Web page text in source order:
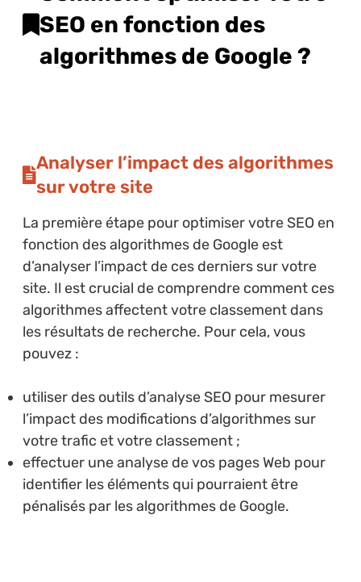
SEO en fonction des
algorithmes de Google ?
Analyser l’impact des algorithmes
sur votre site
La première étape pour optimiser votre SEO en
fonction des algorithmes de Google est
d’analyser l’impact de ces derniers sur votre
site. Il est crucial de comprendre comment ces
algorithmes affectent votre classement dans
les résultats de recherche. Pour cela, vous
pouvez :
utiliser des outils d’analyse SEO pour mesurer
l’impact des modifications d’algorithmes sur
votre trafic et votre classement ;
effectuer une analyse de vos pages Web pour
identifier les éléments qui pourraient être
pénalisés par les algorithmes de Google.